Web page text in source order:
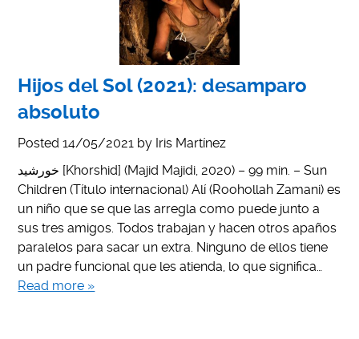
Hijos del Sol (2021): desamparo
absoluto
Posted14/05/2021 by Iris Martínez
خورشید [Khorshid] (Majid Majidi, 2020) – 99 min. – Sun
Children (Título internacional) Alí (Roohollah Zamani) es
un niño que se que las arregla como puede junto a
sus tres amigos. Todos trabajan y hacen otros apaños
paralelos para sacar un extra. Ninguno de ellos tiene
un padre funcional que les atienda, lo que significa…
Read more »